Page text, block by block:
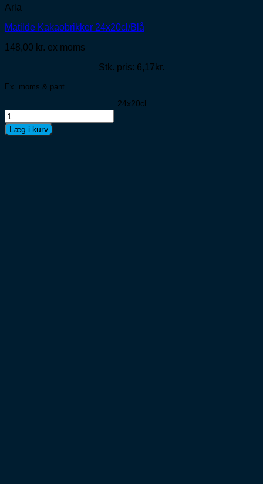
Arla
Matilde Kakaobrikker 24x20cl/Blå
148,00 kr. ex moms
Stk. pris: 6,17kr.
Ex. moms & pant
24x20cl
Matilde
Kakaobrikker
24x20cl/Blå
Læg i kurv